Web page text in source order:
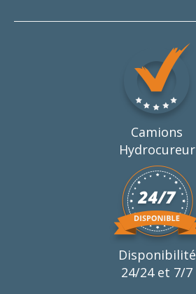
Camions
Hydrocureur
Disponibilité
24/24 et 7/7